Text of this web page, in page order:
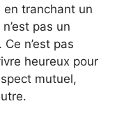
tranchant un
pas un
n’est pas
heureux pour
mutuel,